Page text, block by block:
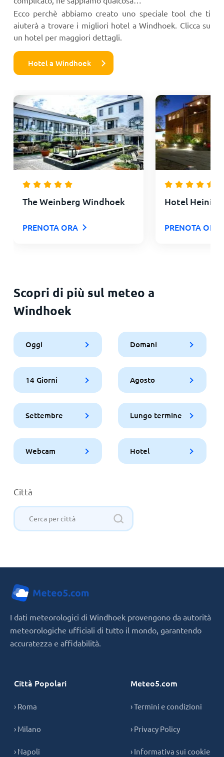
Ecco perchè abbiamo creato uno speciale tool che ti
aiuterà a trovare i migliori hotel a Windhoek. Clicca su
un hotel per maggiori dettagli.
Hotel a Windhoek
The Weinberg Windhoek
PRENOTA ORA
Hotel
PRENOTA ORA
Scopri di più sul meteo a
Windhoek
Oggi Domani
14 Giorni Agosto
Settembre Lungo termine
Webcam Hotel
Città
I dati meteorologici di Windhoek provengono da autorità
meteorologiche ufficiali di tutto il mondo, garantendo
accuratezza e affidabilità.
Città Popolari
› Roma
› Milano
› Napoli
Meteo5.com
› Termini e condizioni
› Privacy Policy
› Informativa sui cookie